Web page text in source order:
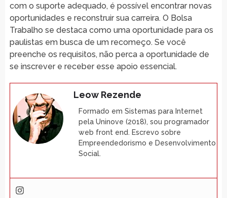
com o suporte adequado, é possível encontrar novas
oportunidades e reconstruir sua carreira. O Bolsa
Trabalho se destaca como uma oportunidade para os
paulistas em busca de um recomeço. Se você
preenche os requisitos, não perca a oportunidade de
se inscrever e receber esse apoio essencial.
Leow Rezende
Formado em Sistemas para Internet
pela Uninove (2018), sou programador
web front end. Escrevo sobre
Empreendedorismo e Desenvolvimento
Social.